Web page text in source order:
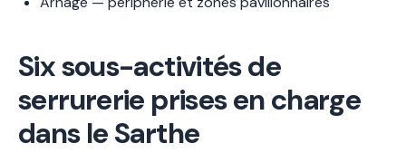
Six sous-activités de
serrurerie prises en charge
dans le Sarthe